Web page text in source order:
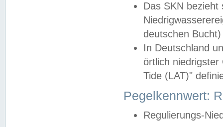
Das SKN
deutschen
In Deutschland
örtlich
Tide (LAT)"
Pegelkennwert:
Regulierungs-